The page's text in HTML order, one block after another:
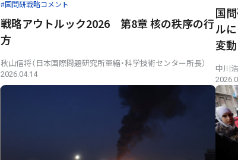
#国問研戦略コメント
戦略アウトルック2026 第8章 核の秩序の行
方
秋山信将（日本国際問題研究所軍縮・科学技術センター所長）
2026.04.14
国
ル
変
中川